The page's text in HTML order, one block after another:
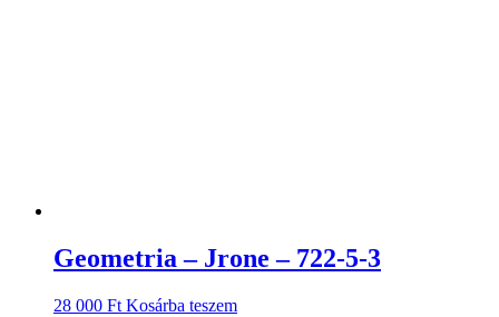
Geometria – Jrone – 722-5-3
28 000 Ft Kosárba teszem